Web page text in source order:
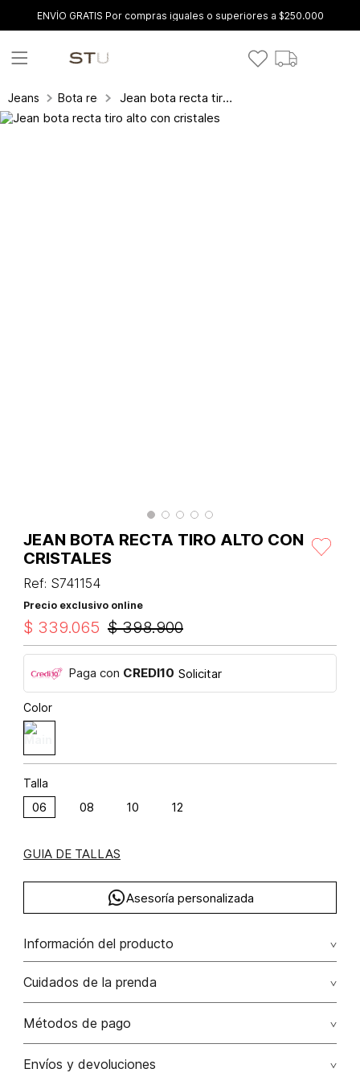
ENVÍO GRATIS Por compras iguales o superiores a $250.000
Jeans Bota recta Jean bota recta tiro alto con cristales
JEAN BOTA RECTA TIRO ALTO CON
CRISTALES
Ref: S741154
Precio exclusivo online
$ 398.900
$ 339.065
Paga con CREDI10 Solicitar
Color
Talla
06 08 10 12
GUIA DE TALLAS
Asesoría personalizada
Información del producto
Jean bota recta tiro alto con cristales algodón 100% 100.00%
algodón/cotton
Cuidados de la prenda
Lavar a mano. no remojar. no planchar los accesorios.
Métodos de pago
Tarjetas de crédito: Visa, Dinners, Master Card y American
Envíos y devoluciones